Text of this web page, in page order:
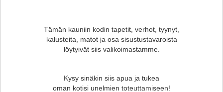
Tämän kauniin kodin tapetit, verhot, tyynyt,
kalusteita, matot ja osa sisustustavaroista
löytyivät siis valikoimastamme.
Kysy sinäkin siis apua ja tukea
oman kotisi unelmien toteuttamiseen!